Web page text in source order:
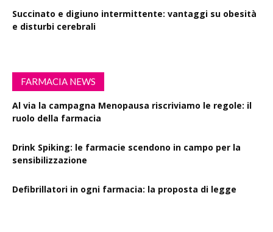
Succinato e digiuno intermittente: vantaggi su obesità
e disturbi cerebrali
FARMACIA NEWS
Al via la campagna Menopausa riscriviamo le regole: il
ruolo della farmacia
Drink Spiking: le farmacie scendono in campo per la
sensibilizzazione
Defibrillatori in ogni farmacia: la proposta di legge